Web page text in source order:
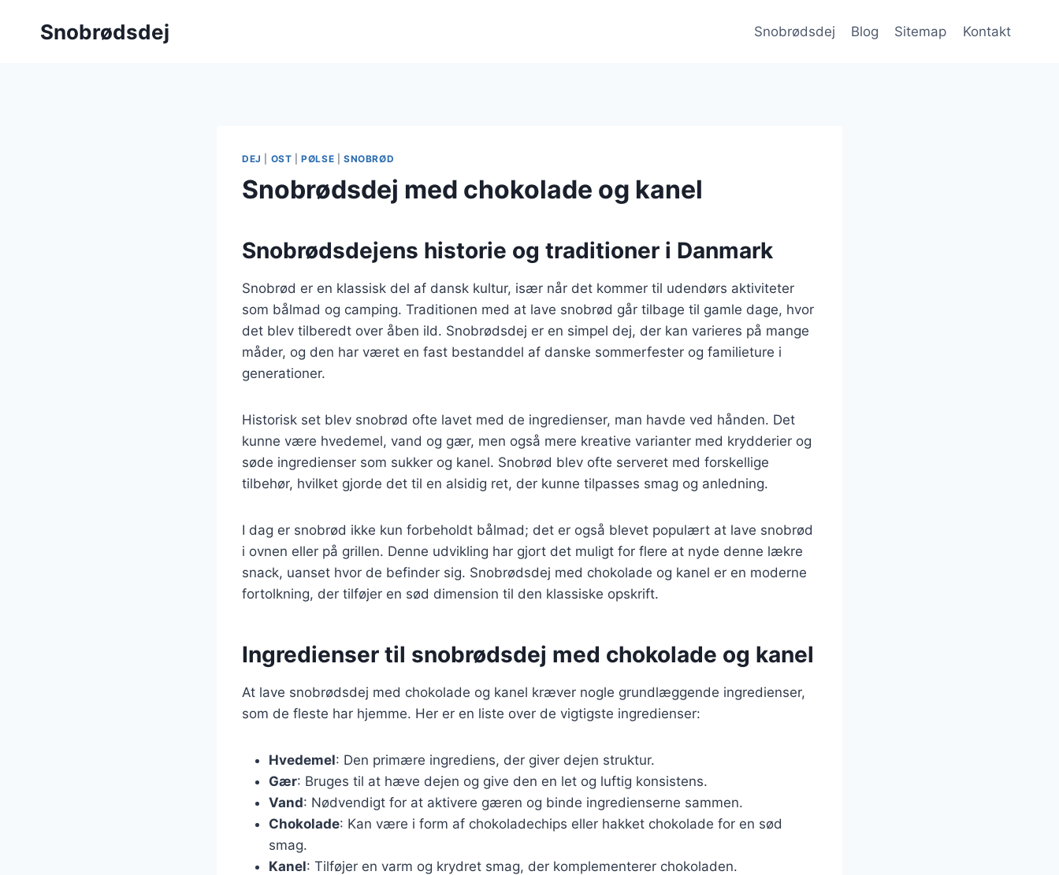
Snobrødsdej Snobrødsdej Blog Sitemap Kontakt
DEJ OST |PØLSE SNOBRØD
Snobrødsdej med chokolade og kanel
Snobrødsdejens historie og traditioner i Danmark
Snobrød er en klassisk del af dansk kultur, især når det kommer til udendørs aktiviteter
som bålmad og camping. Traditionen med at lave snobrød går tilbage til gamle dage, hvor
det blev tilberedt over åben ild. Snobrødsdej er en simpel dej, der kan varieres på mange
måder, og den har været en fast bestanddel af danske sommerfester og familieture i
generationer.
Historisk set blev snobrød ofte lavet med de ingredienser, man havde ved hånden. Det
kunne være hvedemel, vand og gær, men også mere kreative varianter med krydderier og
søde ingredienser som sukker og kanel. Snobrød blev ofte serveret med forskellige
tilbehør, hvilket gjorde det til en alsidig ret, der kunne tilpasses smag og anledning.
I dag er snobrød ikke kun forbeholdt bålmad; det er også blevet populært at lave snobrød
i ovnen eller på grillen. Denne udvikling har gjort det muligt for flere at nyde denne lækre
snack, uanset hvor de befinder sig. Snobrødsdej med chokolade og kanel er en moderne
fortolkning, der tilføjer en sød dimension til den klassiske opskrift.
Ingredienser til snobrødsdej med chokolade og kanel
At lave snobrødsdej med chokolade og kanel kræver nogle grundlæggende ingredienser,
som de fleste har hjemme. Her er en liste over de vigtigste ingredienser:
Hvedemel: Den primære ingrediens, der giver dejen struktur.
Gær: Bruges til at hæve dejen og give den en let og luftig konsistens.
Vand: Nødvendigt for at aktivere gæren og binde ingredienserne sammen.
Chokolade: Kan være i form af chokoladechips eller hakket chokolade for en sød
smag.
Kanel: Tilføjer en varm og krydret smag, der komplementerer chokoladen.